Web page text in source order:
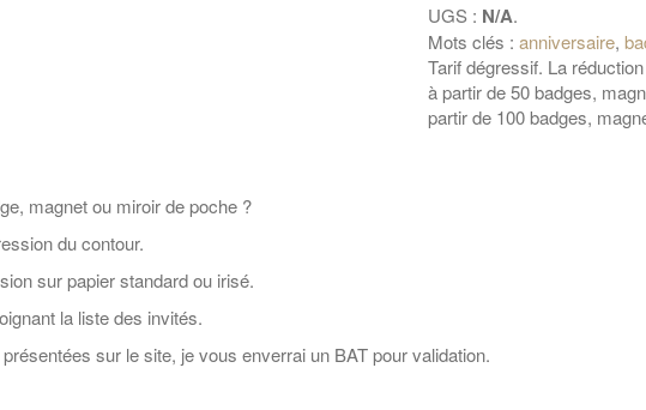
UGS : N/A.
Mots clés : anniversaire,
Tarif dégressif. La
à partir de 50 badges,
partir de 100 badges,
magnet ou miroir de poche ?
du contour.
sur papier standard ou irisé.
la liste des invités.
sur le site, je vous enverrai un BAT pour validation.